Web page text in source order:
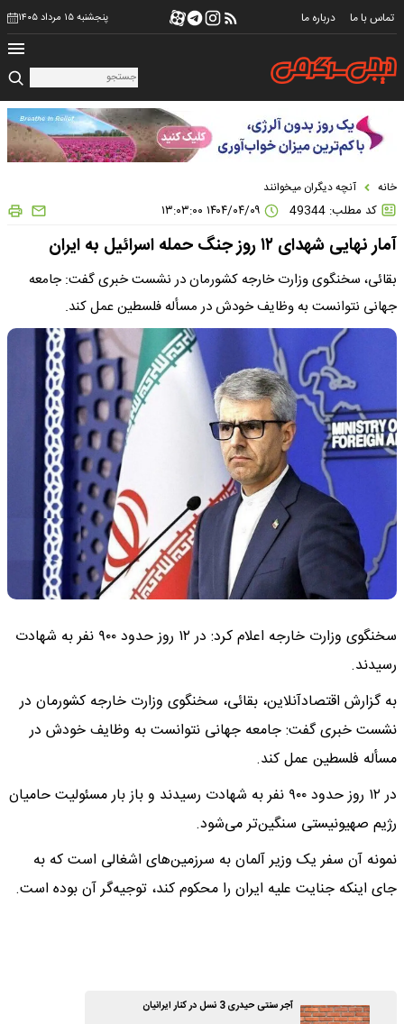
تماس با ما درباره ما پنجشنبه ۱۵ مرداد ۱۴۰۵
خانه آنچه دیگران میخوانند
کد مطلب: 49344
آمار نهایی شهدای ۱۲ روز جنگ حمله اسرائیل به ایران
بقائی، سخنگوی وزارت خارجه کشورمان در نشست خبری گفت: جامعه
جهانی نتوانست به وظایف خودش‌ در مسأله فلسطین عمل کند.
سخنگوی وزارت خارجه اعلام کرد: در ۱۲ روز حدود ۹۰۰ نفر به شهادت‌
رسیدند.
به گزارش اقتصادآنلاین، بقائی، سخنگوی وزارت خارجه کشورمان در
نشست خبری گفت: جامعه جهانی نتوانست به وظایف خودش‌ در
مسأله فلسطین عمل کند.
در ۱۲ روز حدود ۹۰۰ نفر به شهادت‌ رسیدند و باز بار مسئولیت حامیان
رژیم صهیونیستی سنگین‌تر می‌شود.
نمونه‌ آن سفر یک وزیر آلمان به سرزمین‌های اشغالی است‌ که به
جای اینکه جنایت علیه ایران را محکوم کند، توجیه‌گر آن بوده است.
آجر سنتی حیدری 3 نسل در کنار ایرانیان